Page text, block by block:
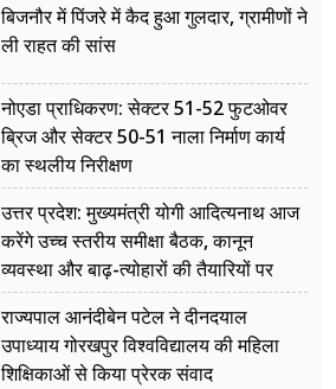
बिजनौर में पिंजरे में कैद हुआ गुलदार, ग्रामीणों ने
ली राहत की सांस
नोएडा प्राधिकरण: सेक्टर 51-52 फुटओवर
ब्रिज और सेक्टर 50-51 नाला निर्माण कार्य
का स्थलीय निरीक्षण
उत्तर प्रदेश: मुख्यमंत्री योगी आदित्यनाथ आज
करेंगे उच्च स्तरीय समीक्षा बैठक, कानून
व्यवस्था और बाढ़-त्योहारों की तैयारियों पर
नजर
राज्यपाल आनंदीबेन पटेल ने दीनदयाल
उपाध्याय गोरखपुर विश्वविद्यालय की महिला
शिक्षिकाओं से किया प्रेरक संवाद